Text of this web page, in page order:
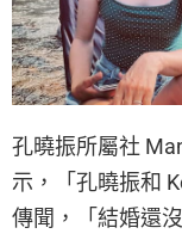
孔曉振所屬社
示，「孔曉振和
傳聞，「結婚還